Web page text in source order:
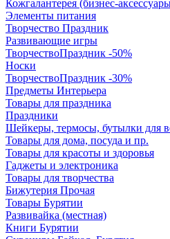
Кожгалантерея (бизнес-
Элементы питания
Творчество Праздник
Развивающие игры
ТворчествоПраздник -50%
Носки
ТворчествоПраздник -30%
Предметы Интерьера
Товары для праздника
Праздники
Шейкеры, термосы, бутылки для
Товары для дома, посуда и пр.
Товары для красоты и здоровья
Гаджеты и электроника
Товары для творчества
Бижутерия Прочая
Товары Бурятии
Развивайка (местная)
Книги Бурятии